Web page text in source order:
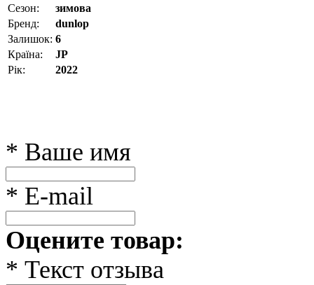
Сезон:
зимова
Бренд:
dunlop
Залишок: 6
Країна:
JP
Рік:
2022
* Ваше имя
* E-mail
Оцените товар:
* Текст отзыва